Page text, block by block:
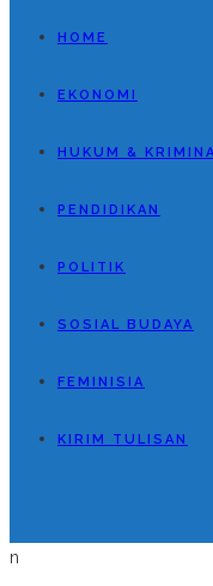
HOME
EKONOMI
HUKUM &
PENDIDIKAN
POLITIK
SOSIAL BUDAYA
FEMINISIA
KIRIM TULISAN
n